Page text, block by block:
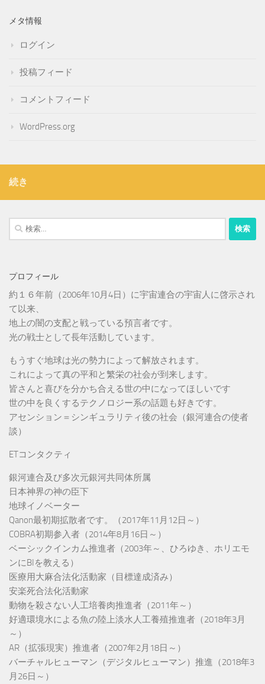
メタ情報
ログイン
投稿フィード
コメントフィード
WordPress.org
続き
検
索:
プロフィール
約１６年前（2006年10月4日）に宇宙連合の宇宙人に啓示され
て以来、
地上の闇の支配と戦っている預言者です。
光の戦士として長年活動しています。
もうすぐ地球は光の勢力によって解放されます。
これによって真の平和と繁栄の社会が到来します。
皆さんと喜びを分かち合える世の中になってほしいです
世の中を良くするテクノロジー系の話題も好きです。
アセンション＝シンギュラリティ後の社会（銀河連合の使者
談）
ETコンタクティ
銀河連合及び多次元銀河共同体所属
日本神界の神の臣下
地球イノベーター
Qanon最初期拡散者です。（2017年11月12日～）
COBRA初期参入者（2014年8月16日～）
ベーシックインカム推進者（2003年～、ひろゆき、ホリエモ
ンにBIを教える）
医療用大麻合法化活動家（目標達成済み）
安楽死合法化活動家
動物を殺さない人工培養肉推進者（2011年～）
好適環境水による魚の陸上淡水人工養殖推進者（2018年3月
～）
AR（拡張現実）推進者（2007年2月18日～）
バーチャルヒューマン（デジタルヒューマン）推進（2018年3
月26日～）